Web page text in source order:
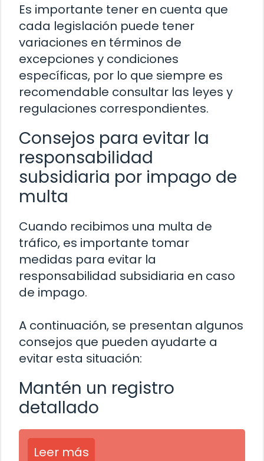
Es importante tener en cuenta que
cada legislación puede tener
variaciones en términos de
excepciones y condiciones
específicas, por lo que siempre es
recomendable consultar las leyes y
regulaciones correspondientes.
Consejos para evitar la
responsabilidad
subsidiaria por impago de
multa
Cuando recibimos una multa de
tráfico, es importante tomar
medidas para evitar la
responsabilidad subsidiaria en caso
de impago.
A continuación, se presentan algunos
consejos que pueden ayudarte a
evitar esta situación:
Mantén un registro
detallado
Leer más